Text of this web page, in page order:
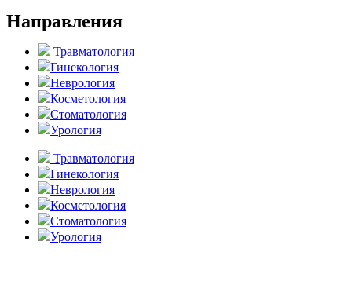
Направления
Травматология
Гинекология
Неврология
Косметология
Стоматология
Урология
Травматология
Гинекология
Неврология
Косметология
Стоматология
Урология